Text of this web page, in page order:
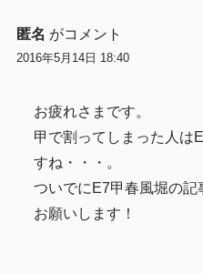
匿名 がコメント
2016年5月14日 18:40
お疲れさまです。
甲で割ってしまった人は
すね・・・。
ついでにE7甲春風堀の
お願いします！